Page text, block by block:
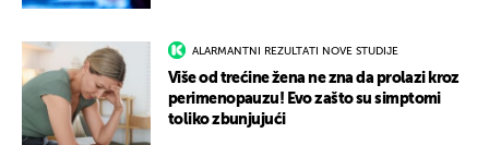
ALARMANTNI REZULTATI NOVE STUDIJE
Više od trećine žena ne zna da prolazi kroz
perimenopauzu! Evo zašto su simptomi
toliko zbunjujući